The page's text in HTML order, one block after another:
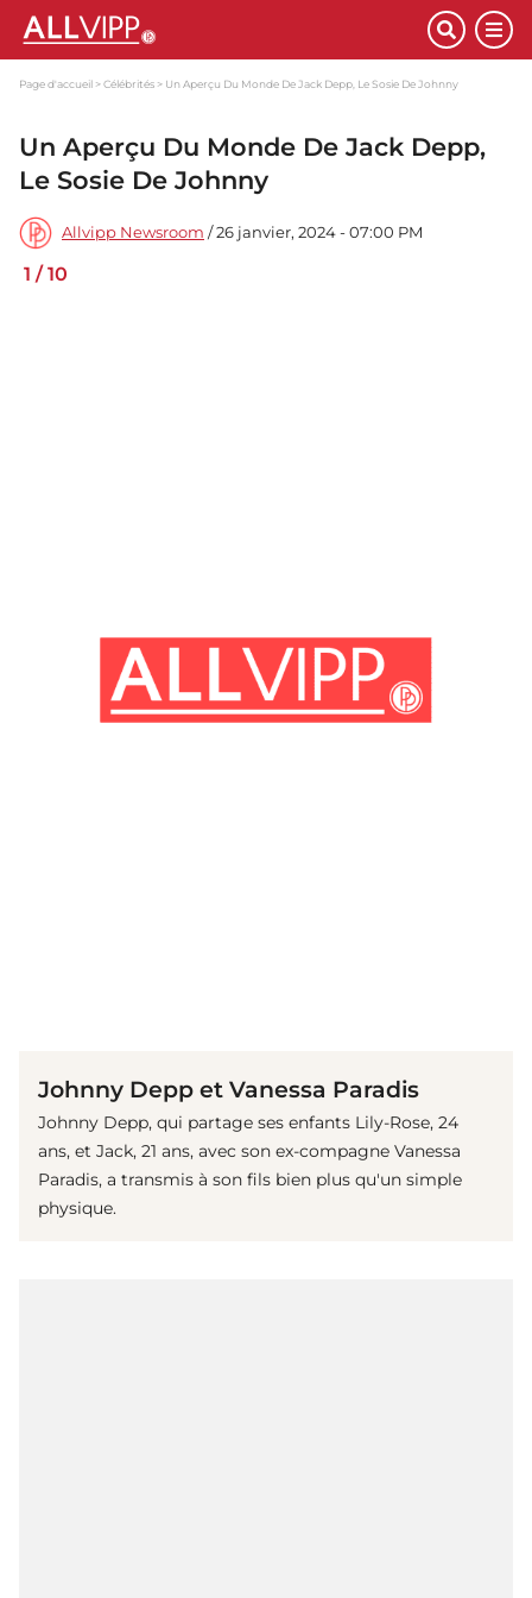
Page d'accueil Célébrités Un Aperçu Du Monde De Jack Depp, Le Sosie De Johnny
Un Aperçu Du Monde De Jack Depp,
Le Sosie De Johnny
Allvipp Newsroom / 26 janvier, 2024 - 07:00 PM
1 /10
Johnny Depp et Vanessa Paradis
Johnny Depp, qui partage ses enfants Lily-Rose, 24
ans, et Jack, 21 ans, avec son ex-compagne Vanessa
Paradis, a transmis à son fils bien plus qu'un simple
physique.